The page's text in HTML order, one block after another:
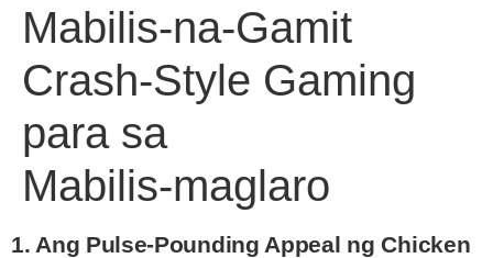
Mabilis‑na‑Gamit
Crash‑Style Gaming
para sa
Mabilis‑maglaro
1. Ang Pulse‑Pounding Appeal ng Chicken